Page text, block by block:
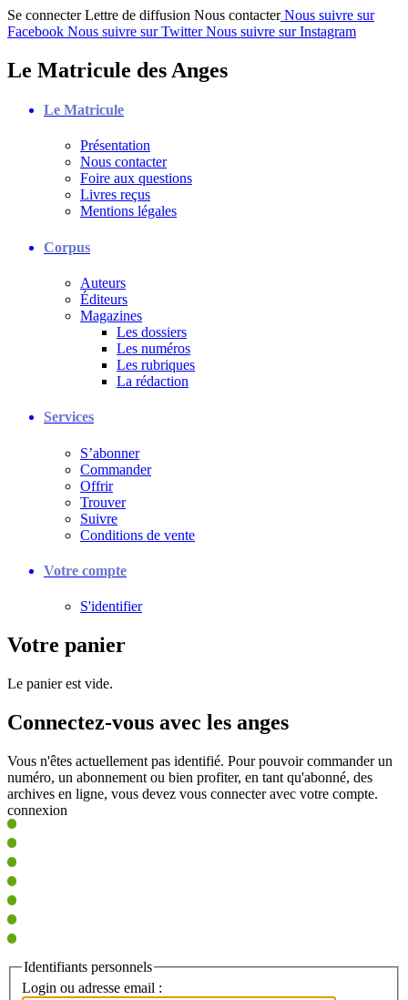
Se connecter Lettre de diffusion Nous contacter Nous suivre sur
Facebook Nous suivre sur Twitter Nous suivre sur Instagram
Le Matricule des Anges
Le Matricule
Présentation
Nous contacter
Foire aux questions
Livres reçus
Mentions légales
Corpus
Auteurs
Éditeurs
Magazines
Les dossiers
Les numéros
Les rubriques
La rédaction
Services
S’abonner
Commander
Offrir
Trouver
Suivre
Conditions de vente
Votre compte
S'identifier
Votre panier
Le panier est vide.
Connectez-vous avec les anges
Vous n'êtes actuellement pas identifié. Pour pouvoir commander un
numéro, un abonnement ou bien profiter, en tant qu'abonné, des
archives en ligne, vous devez vous connecter avec votre compte.
connexion
Identifiants personnels
Login ou adresse email :